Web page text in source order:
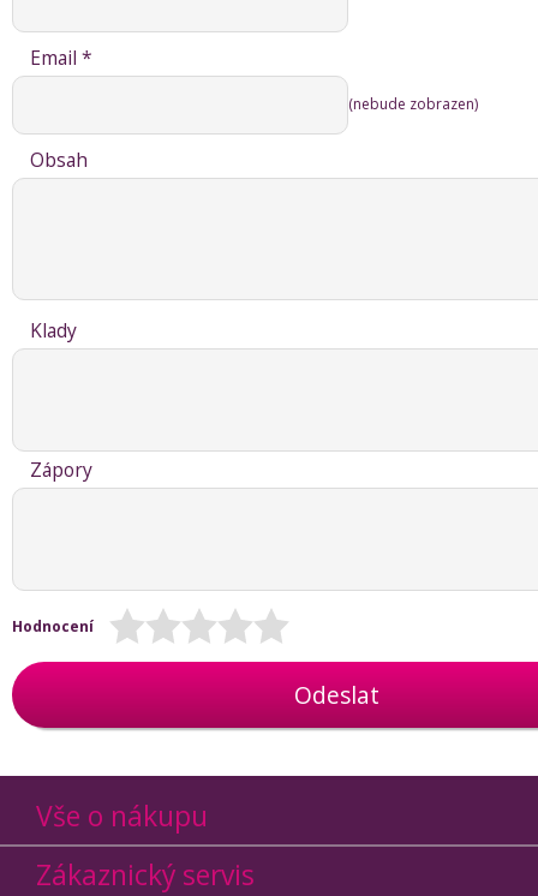
Email *
(nebude zobrazen)
Obsah
Klady
Zápory
Hodnocení
Odeslat
Vše o nákupu
Zákaznický servis